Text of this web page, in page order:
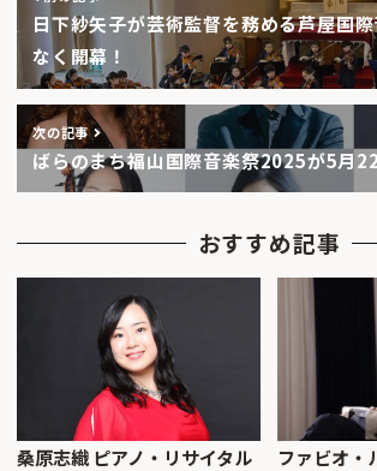
日下紗矢子が芸術監督を務める芦屋国
なく開幕！
次の記事
ばらのまち福山国際音楽祭2025が5月
おすすめ記事
桑原志織 ピアノ・リサイタル
ファビオ・